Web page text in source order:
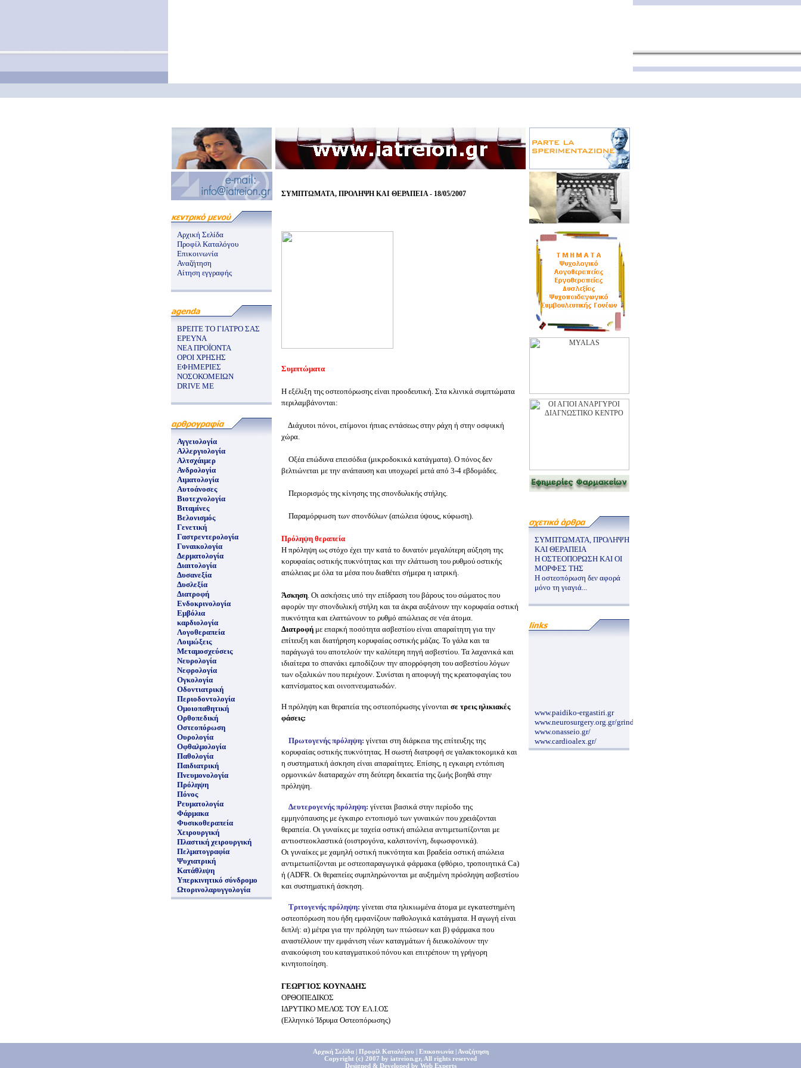
Αρχική Σελίδα
Προφίλ Καταλόγου
Επικοινωνία
Αναζήτηση
Αίτηση εγγραφής
ΒΡΕΙΤΕ ΤΟ ΓΙΑΤΡΟ ΣΑΣ
ΕΡΕΥΝΑ
ΝΕΑ ΠΡΟΪΟΝΤΑ
ΟΡΟΙ ΧΡΗΣΗΣ
ΕΦΗΜΕΡΙΕΣ
ΝΟΣΟΚΟΜΕΙΩΝ
DRIVE ME
Αγγειολογία
Αλλεργιολογία
Αλτσχάιμερ
Ανδρολογία
Αιματολογία
Αυτοάνοσες
Βιοτεχνολογία
Βιταμίνες
Βελονισμός
Γενετική
Γαστρεντερολογία
Γυναικολογία
Δερματολογία
Διαιτολογία
Δυσανεξία
Δυσλεξία
Διατροφή
Ενδοκρινολογία
Εμβόλια
καρδιολογία
Λογοθεραπεία
Λοιμώξεις
Μεταμοσχεύσεις
Νευρολογία
Νεφρολογία
Ογκολογία
Οδοντιατρική
Περιοδοντολογία
Ομοιοπαθητική
Ορθοπεδική
Οστεοπόρωση
Ουρολογία
Οφθαλμολογία
Παθολογία
Παιδιατρική
Πνευμονολογία
Πρόληψη
Πόνος
Ρευματολογία
Φάρμακα
Φυσικοθεραπεία
Χειρουργική
Πλαστική χειρουργική
Πελματογραφία
Ψυχιατρική
Κατάθλιψη
Υπερκινητικό σύνδρομο
Ωτορινολαρυγγολογία
ΣΥΜΠΤΩΜΑΤΑ, ΠΡΟΛΗΨΗ ΚΑΙ ΘΕΡΑΠΕΙΑ - 18/05/2007
Συμπτώματα
Η εξέλιξη της οστεοπόρωσης είναι προοδευτική. Στα κλινικά συμπτώματα
περιλαμβάνονται:
Διάχυτοι πόνοι, επίμονοι ήπιας εντάσεως στην ράχη ή στην οσφυική
χώρα.
Οξέα επώδυνα επεισόδια (μικροδοκικά κατάγματα). Ο πόνος δεν
βελτιώνεται με την ανάπαυση και υποχωρεί μετά από 3-4 εβδομάδες.
Περιορισμός της κίνησης της σπονδυλικής στήλης.
Παραμόρφωση των σπονδύλων (απώλεια ύψους, κύφωση).
Πρόληψη θεραπεία
Η πρόληψη ως στόχο έχει την κατά το δυνατόν μεγαλύτερη αύξηση της
κορυφαίας οστικής πυκνότητας και την ελάττωση του ρυθμού οστικής
απώλειας με όλα τα μέσα που διαθέτει σήμερα η ιατρική.
Άσκηση. Οι ασκήσεις υπό την επίδραση του βάρους του σώματος που
αφορύν την σπονδυλική στήλη και τα άκρα αυξάνουν την κορυφαία οστική
πυκνότητα και ελαττώνουν το ρυθμό απώλειας σε νέα άτομα.
Διατροφή με επαρκή ποσότητα ασβεστίου είναι απαραίτητη για την
επίτευξη και διατήρηση κορυφαίας οστικής μάζας. Το γάλα και τα
παράγωγά του αποτελούν την καλύτερη πηγή ασβεστίου. Τα λαχανικά και
ιδιαίτερα το σπανάκι εμποδίζουν την απορρόφηση του ασβεστίου λόγων
των οξαλικών που περιέχουν. Συνίσται η αποφυγή της κρεατοφαγίας του
καπνίσματος και οινοπνευματωδών.
Η πρόληψη και θεραπεία της οστεοπόρωσης γίνονται σε τρεις ηλικιακές
φάσεις:
Πρωτογενής πρόληψη: γίνεται στη διάρκεια της επίτευξης της
κορυφαίας οστικής πυκνότητας. Η σωστή διατροφή σε γαλακτοκομικά και
η συστηματική άσκηση είναι απαραίτητες. Επίσης, η εγκαιρη εντόπιση
ορμονικών διαταραχών στη δεύτερη δεκαετία της ζωής βοηθά στην
πρόληψη.
Δευτερογενής πρόληψη: γίνεται βασικά στην περίοδο της
εμμηνόπαυσης με έγκαιρο εντοπισμό των γυναικών που χρειάζονται
θεραπεία. Οι γυναίκες με ταχεία οστική απώλεια αντιμετωπίζονται με
αντιοστεοκλαστικά (οιστρογόνα, καλσιτονίνη, διφωσφονικά).
Οι γυναίκες με χαμηλή οστική πυκνότητα και βραδεία οστική απώλεια
αντιμετωπίζονται με οστεοπαραγωγικά φάρμακα (φθόριο, τροποιητικά Ca)
ή (ADFR. Οι θεραπείες συμπληρώνονται με αυξημένη πρόσληψη ασβεστίου
και συστηματική άσκηση.
Τριτογενής πρόληψη: γίνεται στα ηλικιωμένα άτομα με εγκατεστημένη
οστεοπόρωση που ήδη εμφανίζουν παθολογικά κατάγματα. Η αγωγή είναι
διπλή: α) μέτρα για την πρόληψη των πτώσεων και β) φάρμακα που
αναστέλλουν την εμφάνιση νέων καταγμάτων ή διευκολύνουν την
ανακούφιση του καταγματικού πόνου και επιτρέπουν τη γρήγορη
κινητοποίηση.
ΓΕΩΡΓΙΟΣ ΚΟΥΝΑΔΗΣ
ΟΡΘΟΠΕΔΙΚΟΣ
ΙΔΡΥΤΙΚΟ ΜΕΛΟΣ ΤΟΥ ΕΛ.Ι.ΟΣ
(Ελληνικό Ίδρυμα Οστεοπόρωσης)
ΣΥΜΠΤΩΜΑΤΑ, ΠΡΟΛΗΨΗ
ΚΑΙ ΘΕΡΑΠΕΙΑ
Η ΟΣΤΕΟΠΟΡΩΣΗ ΚΑΙ ΟΙ
ΜΟΡΦΕΣ ΤΗΣ
Η οστεοπόρωση δεν αφορά
μόνο τη γιαγιά...
www.paidiko-ergastiri.gr
www.neurosurgery.org.gr/grindex.htm
www.onasseio.gr/
www.cardioalex.gr/
www.alzheimer-hellas.gr
www.mediforma.gr
Αρχική Σελίδα| Προφίλ Καταλόγου| Επικοινωνία| Αναζήτηση
Copyright (c) 2007 by iatreion.gr, All rights reserved
Designed & Developed by Web Experts